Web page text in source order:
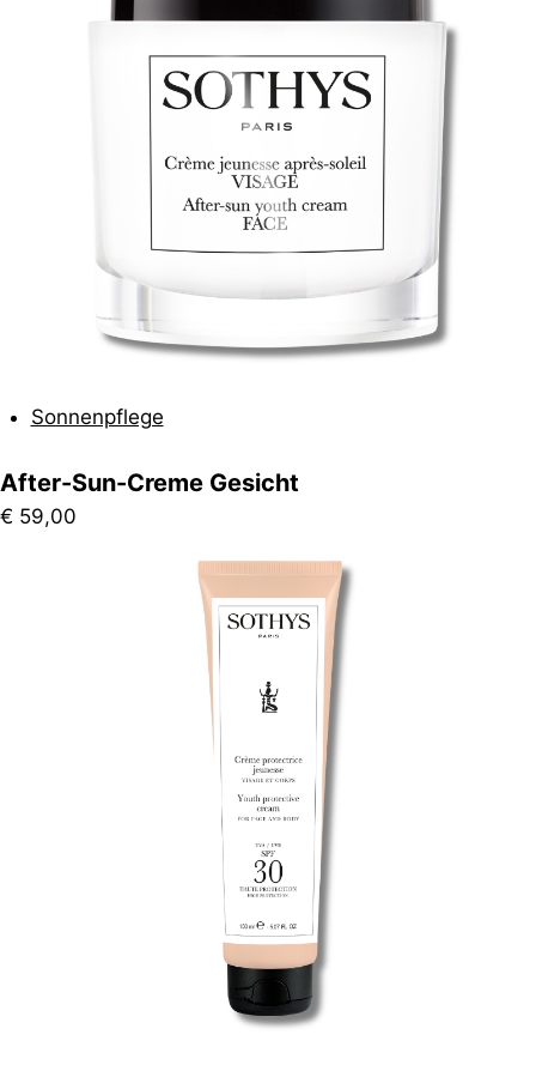
Sonnenpflege
After-Sun-Creme Gesicht
€ 59,00